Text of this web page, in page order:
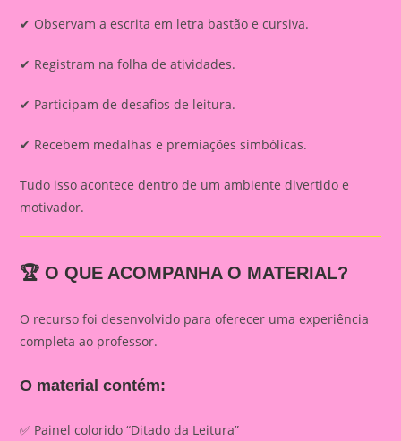
✔ Observam a escrita em letra bastão e cursiva.
✔ Registram na folha de atividades.
✔ Participam de desafios de leitura.
✔ Recebem medalhas e premiações simbólicas.
Tudo isso acontece dentro de um ambiente divertido e
motivador.
🏆 O QUE ACOMPANHA O MATERIAL?
O recurso foi desenvolvido para oferecer uma experiência
completa ao professor.
O material contém:
✅ Painel colorido “Ditado da Leitura”